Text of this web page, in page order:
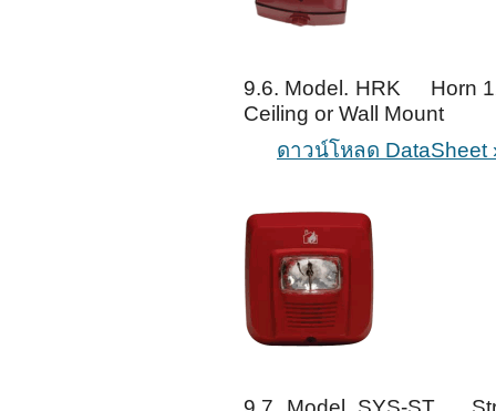
9.6. Model. HRK Horn
Ceiling or Wall Mount
ดาวน์โหลด DataSheet